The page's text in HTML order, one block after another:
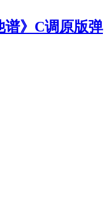
谱》C调原版弹